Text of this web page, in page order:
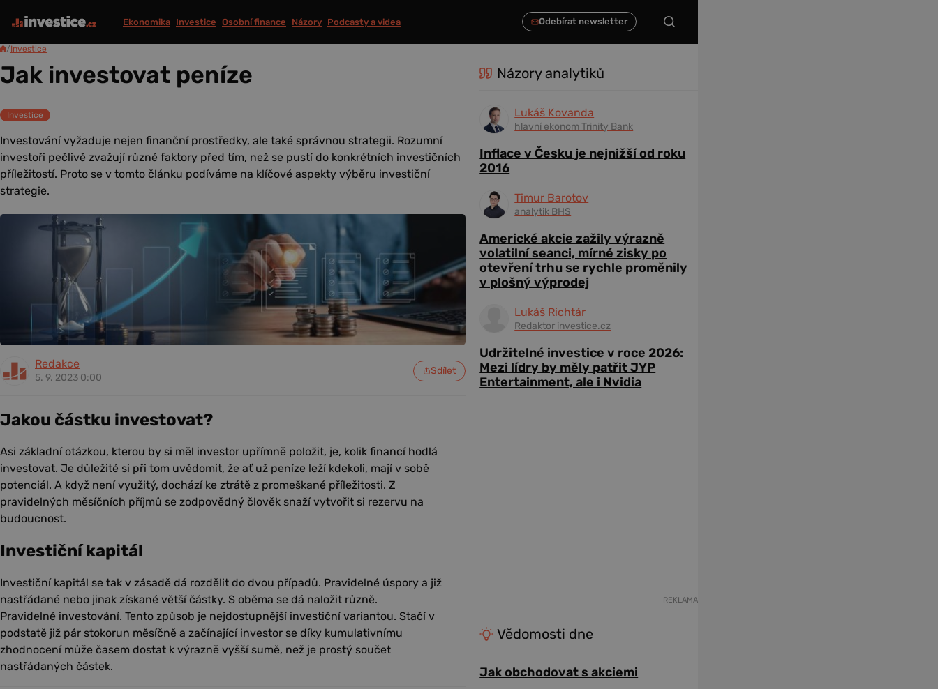
Ekonomika Investice Osobní finance Názory Podcasty a videa
/Investice
Jak investovat peníze
Investice
Investování vyžaduje nejen finanční prostředky, ale také správnou strategii. Rozumní
investoři pečlivě zvažují různé faktory před tím, než se pustí do konkrétních investičních
příležitostí. Proto se v tomto článku podíváme na klíčové aspekty výběru investiční
strategie.
Redakce
5. 9. 2023 0:00
Sdílet
Jakou částku investovat?
Asi základní otázkou, kterou by si měl investor upřímně položit, je, kolik financí hodlá
investovat. Je důležité si při tom uvědomit, že ať už peníze leží kdekoli, mají v sobě
potenciál. A když není využitý, dochází ke ztrátě z promeškané příležitosti. Z
pravidelných měsíčních příjmů se zodpovědný člověk snaží vytvořit si rezervu na
budoucnost.
Investiční kapitál
Investiční kapitál se tak v zásadě dá rozdělit do dvou případů. Pravidelné úspory a již
nastřádané nebo jinak získané větší částky. S oběma se dá naložit různě.
Pravidelné investování. Tento způsob je nejdostupnější investiční variantou. Stačí v
podstatě již pár stokorun měsíčně a začínající investor se díky kumulativnímu
zhodnocení může časem dostat k výrazně vyšší sumě, než je prostý součet
nastřádaných částek.
Názory analytiků
Lukáš Kovanda
hlavní ekonom Trinity Bank
Inflace v Česku je nejnižší od roku
2016
Timur Barotov
analytik BHS
Americké akcie zažily výrazně
volatilní seanci, mírné zisky po
otevření trhu se rychle proměnily
v plošný výprodej
Lukáš Richtár
Redaktor investice.cz
Udržitelné investice v roce 2026:
Mezi lídry by měly patřit JYP
Entertainment, ale i Nvidia
REKLAMA
Vědomosti dne
Jak obchodovat s akciemi